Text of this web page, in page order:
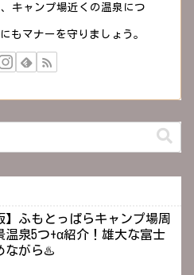
キャンプ場近くの温泉につ
もマナーを守りましょう。
】ふもとっぱらキャンプ場周
温泉5つ+α紹介！雄大な富士
ながら♨️